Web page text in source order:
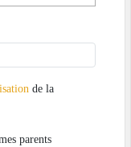
de la
parents